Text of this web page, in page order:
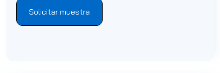
Solicitar muestra